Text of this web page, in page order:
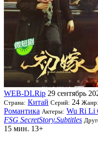
WEB-DLRip 29 сентябрь
Страна: Китай Серий: 24 Жанр:
Романтика Актеры: Wu Ri Li
FSG SecretStory.Subtitles
15 мин. 13+